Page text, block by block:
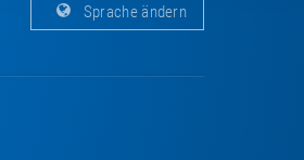
Sprache ändern